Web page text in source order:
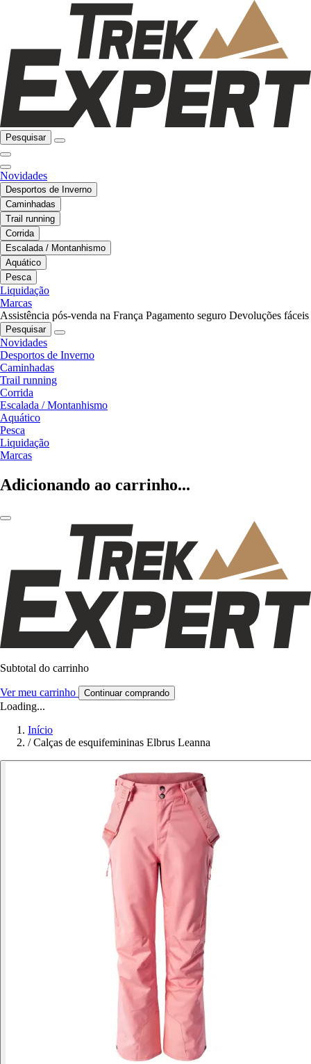
Pesquisar
Novidades
Desportos de Inverno
Caminhadas
Trail running
Corrida
Escalada / Montanhismo
Aquático
Pesca
Liquidação
Marcas
Assistência pós-venda na França Pagamento seguro Devoluções fáceis
Pesquisar
Novidades
Desportos de Inverno
Caminhadas
Trail running
Corrida
Escalada / Montanhismo
Aquático
Pesca
Liquidação
Marcas
Adicionando ao carrinho...
Subtotal do carrinho
Ver meu carrinho Continuar comprando
Loading...
Início
/ Calças de esquifemininas Elbrus Leanna